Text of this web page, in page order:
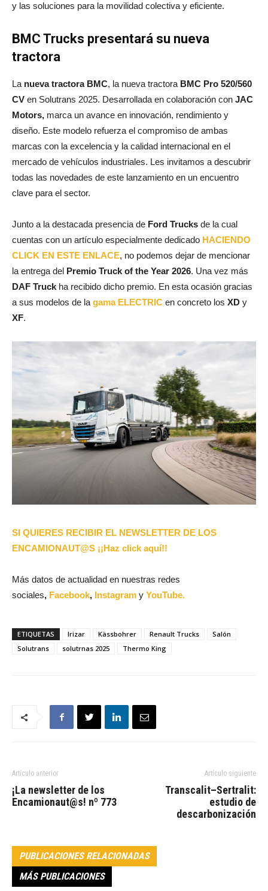
y las soluciones para la movilidad colectiva y eficiente.
BMC Trucks presentará su nueva
tractora
La nueva tractora BMC, la nueva tractora BMC Pro 520/560
CV en Solutrans 2025. Desarrollada en colaboración con JAC
Motors, marca un avance en innovación, rendimiento y
diseño. Este modelo refuerza el compromiso de ambas
marcas con la excelencia y la calidad internacional en el
mercado de vehículos industriales. Les invitamos a descubrir
todas las novedades de este lanzamiento en un encuentro
clave para el sector.
Junto a la destacada presencia de Ford Trucks de la cual
cuentas con un artículo especialmente dedicado HACIENDO
CLICK EN ESTE ENLACE, no podemos dejar de mencionar
la entrega del Premio Truck of the Year 2026. Una vez más
DAF Truck ha recibido dicho premio. En esta ocasión gracias
a sus modelos de lagama ELECTRIC en concreto los XD y
XF.
SI QUIERES RECIBIR EL NEWSLETTER DE LOS
ENCAMIONAUT@S ¡¡Haz click aquí!!
Más datos de actualidad en nuestras redes
sociales, Facebook, Instagram y YouTube.
ETIQUETAS Irizar Kässbohrer Renault Trucks
Salón
Solutrans
solutrnas 2025 Thermo King
Artículo anterior
¡La newsletter de los
Encamionaut@s! nº 773
Artículo siguiente
Transcalit–Sertralit:
estudio de
descarbonización
PUBLICACIONES RELACIONADAS
MÁS PUBLICACIONES